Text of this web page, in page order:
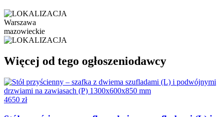
Warszawa
mazowieckie
Więcej od tego ogłoszeniodawcy
4650 zł